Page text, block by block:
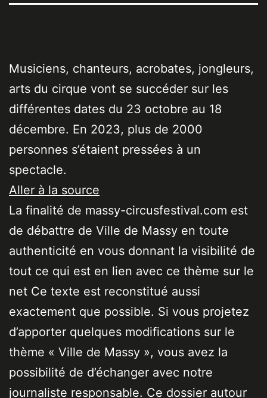
Musiciens, chanteurs, acrobates, jongleurs,
arts du cirque vont se succéder sur les
différentes dates du 23 octobre au 18
décembre. En 2023, plus de 2000
personnes s’étaient pressées à un
spectacle.
Aller à la source
La finalité de massy-circusfestival.com est
de débattre de Ville de Massy en toute
authenticité en vous donnant la visibilité de
tout ce qui est en lien avec ce thème sur le
net Ce texte est reconstitué aussi
exactement que possible. Si vous projetez
d’apporter quelques modifications sur le
thème « Ville de Massy », vous avez la
possibilité de d’échanger avec notre
journaliste responsable. Ce dossier autour